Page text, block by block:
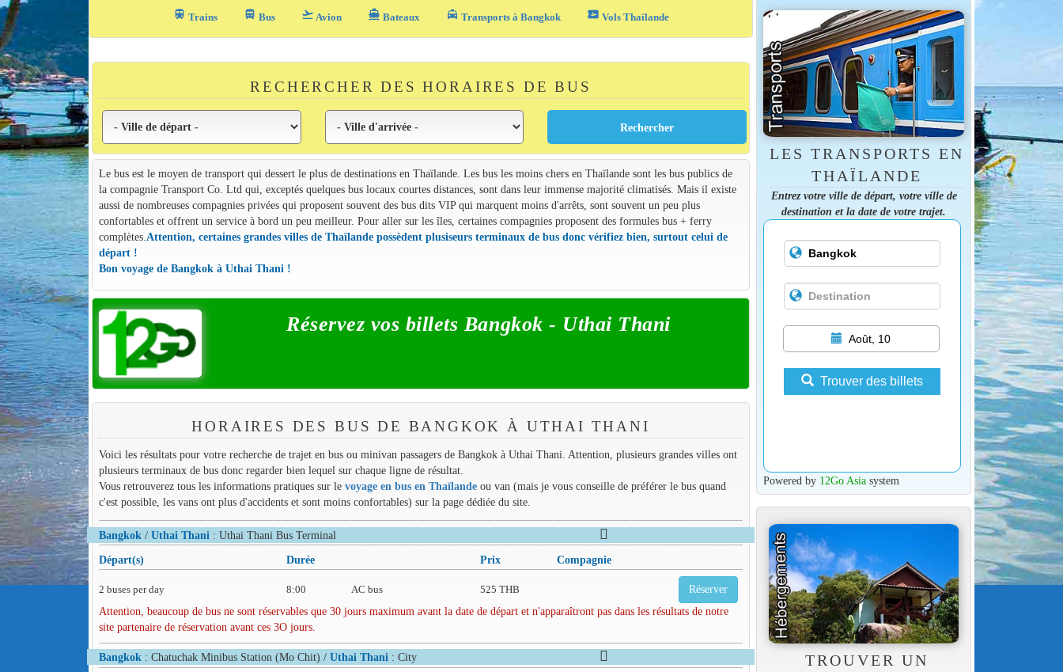
train Trains directions_bus_filled Bus flight_takeoff Avion directions_boat Bateaux local_taxi Transports à Bangkok airplane_ticket Vols Thaïlande
RECHERCHER DES HORAIRES DE BUS
Le bus est le moyen de transport qui dessert le plus de destinations en Thaïlande. Les bus les moins chers en Thaïlande sont les bus publics de
la compagnie Transport Co. Ltd qui, exceptés quelques bus locaux courtes distances, sont dans leur immense majorité climatisés. Mais il existe
aussi de nombreuses compagnies privées qui proposent souvent des bus dits VIP qui marquent moins d'arrêts, sont souvent un peu plus
confortables et offrent un service à bord un peu meilleur. Pour aller sur les îles, certaines compagnies proposent des formules bus + ferry
complètes. Attention, certaines grandes villes de Thaïlande possèdent plusiseurs terminaux de bus donc vérifiez bien, surtout celui de
départ !
Bon voyage de Bangkok à Uthai Thani !
Réservez vos billets Bangkok - Uthai Thani
HORAIRES DES BUS DE BANGKOK À UTHAI THANI
Voici les résultats pour votre recherche de trajet en bus ou minivan passagers de Bangkok à Uthai Thani. Attention, plusieurs grandes villes ont
plusieurs terminaux de bus donc regarder bien lequel sur chaque ligne de résultat.
Vous retrouverez tous les informations pratiques sur le voyage en bus en Thaïlandeou van (mais je vous conseille de préférer le bus quand
c'est possible, les vans ont plus d'accidents et sont moins confortables) sur la page dédiée du site.
Bangkok / Uthai Thani : Uthai Thani Bus Terminal
Départ(s)
Durée Prix Compagnie
2 buses per day 8:00 AC bus 525 THB Réserver
Attention, beaucoup de bus ne sont réservables que 30 jours maximum avant la date de départ et n'apparaîtront pas dans les résultats de notre
site partenaire de réservation avant ces 3O jours.
Bangkok : Chatuchak Minibus Station (Mo Chit) / Uthai Thani : City
LES TRANSPORTS EN
THAÏLANDE
Entrez votre ville de départ, votre ville de
destination et la date de votre trajet.
Août, 10
Trouver des billets
Powered by 12Go Asiasystem
TROUVER UN